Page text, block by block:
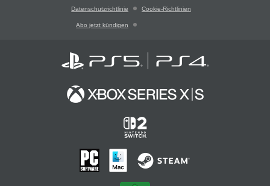
Datenschutzrichtlinie Cookie-Richtlinien
Abo jetzt kündigen